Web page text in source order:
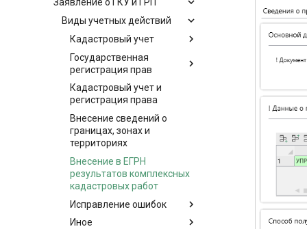
Заявление о ГКУ и ГРП
Виды учетных действий
Кадастровый учет
Государственная
регистрация прав
Кадастровый учет и
регистрация права
Внесение сведений о
границах, зонах и
территориях
Внесение в ЕГРН
результатов комплексных
кадастровых работ
Исправление ошибок
Иное